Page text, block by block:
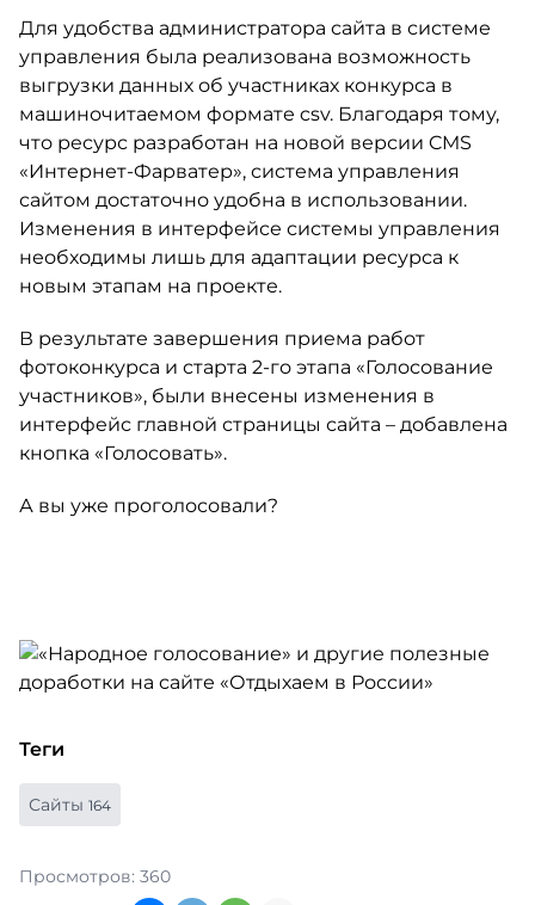
Для удобства администратора сайта в системе
управления была реализована возможность
выгрузки данных об участниках конкурса в
машиночитаемом формате csv. Благодаря тому,
что ресурс разработан на новой версии CMS
«Интернет-Фарватер», система управления
сайтом достаточно удобна в использовании.
Изменения в интерфейсе системы управления
необходимы лишь для адаптации ресурса к
новым этапам на проекте.
В результате завершения приема работ
фотоконкурса и старта 2-го этапа «Голосование
участников», были внесены изменения в
интерфейс главной страницы сайта – добавлена
кнопка «Голосовать».
А вы уже проголосовали?
Теги
Сайты 164
Просмотров: 360